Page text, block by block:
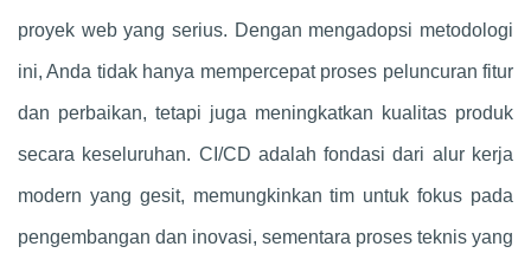
proyek web yang serius. Dengan mengadopsi metodologi
ini, Anda tidak hanya mempercepat proses peluncuran fitur
dan perbaikan, tetapi juga meningkatkan kualitas produk
secara keseluruhan. CI/CD adalah fondasi dari alur kerja
modern yang gesit, memungkinkan tim untuk fokus pada
pengembangan dan inovasi, sementara proses teknis yang